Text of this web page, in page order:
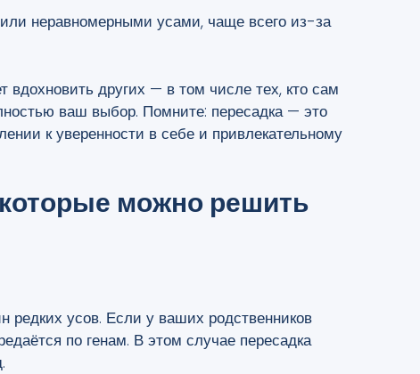
неравномерными усами, чаще всего из-за
вдохновить других — в том числе тех, кто сам
ваш выбор. Помните: пересадка — это
к уверенности в себе и привлекательному
можно решить
усов. Если у ваших родственников
по генам. В этом случае пересадка